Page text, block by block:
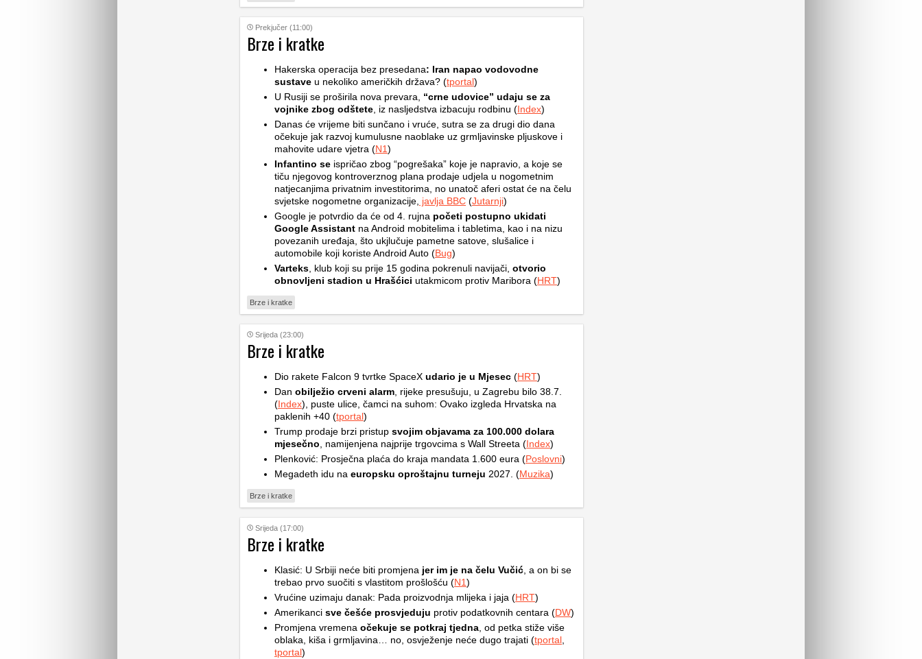
Prekjučer (11:00)
Brze i kratke
Hakerska operacija bez presedana: Iran napao vodovodne
sustave u nekoliko američkih država? (tportal)
U Rusiji se proširila nova prevara, “crne udovice” udaju se za
vojnike zbog odštete , iz nasljedstva izbacuju rodbinu (Index)
Danas će vrijeme biti sunčano i vruće, sutra se za drugi dio dana
očekuje jak razvoj kumulusne naoblake uz grmljavinske pljuskove i
mahovite udare vjetra (N1)
Infantino se ispričao zbog “pogrešaka” koje je napravio, a koje se
tiču njegovog kontroverznog plana prodaje udjela u nogometnim
natjecanjima privatnim investitorima, no unatoč aferi ostat će na čelu
svjetske nogometne organizacije, javlja BBC (Jutarnji)
Google je potvrdio da će od 4. rujna početi postupno ukidati
Google Assistant na Android mobitelima i tabletima, kao i na nizu
povezanih uređaja, što ukjlučuje pametne satove, slušalice i
automobile koji koriste Android Auto (Bug)
Varteks , klub koji su prije 15 godina pokrenuli navijači, otvorio
obnovljeni stadion u Hrašćici utakmicom protiv Maribora (HRT)
Brze i kratke
Srijeda (23:00)
Brze i kratke
Dio rakete Falcon 9 tvrtke SpaceX udario je u Mjesec (HRT)
Dan obilježio crveni alarm , rijeke presušuju, u Zagrebu bilo 38.7.
(Index), puste ulice, čamci na suhom: Ovako izgleda Hrvatska na
paklenih +40 (tportal)
Trump prodaje brzi pristup svojim objavama za 100.000 dolara
mjesečno , namijenjena najprije trgovcima s Wall Streeta (Index)
Plenković: Prosječna plaća do kraja mandata 1.600 eura (Poslovni)
Megadeth idu na europsku oproštajnu turneju 2027. (Muzika)
Brze i kratke
Srijeda (17:00)
Brze i kratke
Klasić: U Srbiji neće biti promjena jer im je na čelu Vučić , a on bi se
trebao prvo suočiti s vlastitom prošlošću (N1)
Vrućine uzimaju danak: Pada proizvodnja mlijeka i jaja (HRT)
Amerikanci sve češće prosvjeduju protiv podatkovnih centara (DW)
Promjena vremena očekuje se potkraj tjedna , od petka stiže više
oblaka, kiša i grmljavina… no, osvježenje neće dugo trajati (tportal
tportal)